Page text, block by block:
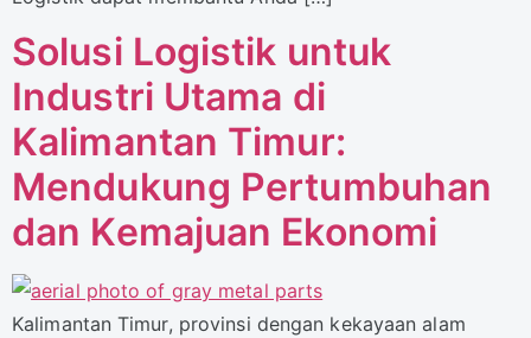
Solusi Logistik untuk
Industri Utama di
Kalimantan Timur:
Mendukung Pertumbuhan
dan Kemajuan Ekonomi
Kalimantan Timur, provinsi dengan kekayaan alam